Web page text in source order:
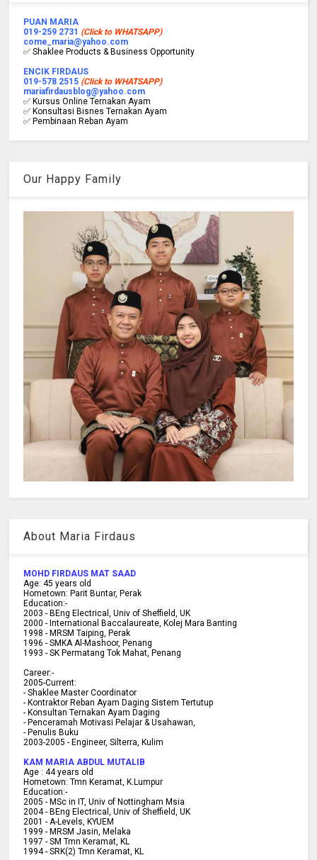
PUAN MARIA
019-259 2731 (Click to WHATSAPP)
come_maria@yahoo.com
✅ Shaklee Products & Business Opportunity
ENCIK FIRDAUS
019-578 2515 (Click to WHATSAPP)
mariafirdausblog@yahoo.com
✅ Kursus Online Ternakan Ayam
✅ Konsultasi Bisnes Ternakan Ayam
✅ Pembinaan Reban Ayam
Our Happy Family
About Maria Firdaus
MOHD FIRDAUS MAT SAAD
Age: 45 years old
Hometown: Parit Buntar, Perak
Education:-
2003 -BEng Electrical, Univ of Sheffield, UK
2000 -International Baccalaureate, Kolej Mara Banting
1998 -MRSM Taiping, Perak
1996 - SMKA Al-Mashoor, Penang
1993 - SK Permatang Tok Mahat, Penang
Career:-
2005-Current:
- Shaklee Master Coordinator
- Kontraktor Reban Ayam Daging Sistem Tertutup
- Konsultan Ternakan Ayam Daging
- Penceramah Motivasi Pelajar & Usahawan,
- Penulis Buku
2003-2005 -Engineer, Silterra, Kulim
KAM MARIA ABDUL MUTALIB
Age : 44 years old
Hometown: Tmn Keramat, K.Lumpur
Education:-
2005 - MSc in IT, Univ of Nottingham Msia
2004 -BEng Electrical, Univ of Sheffield, UK
2001 - A-Levels, KYUEM
1999 -MRSM Jasin, Melaka
1997 -SM Tmn Keramat, KL
1994 -SRK(2) Tmn Keramat, KL